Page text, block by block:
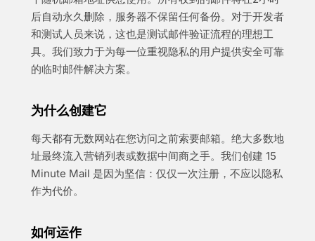
后自动永久删除，服务器不保留任何备份。对于开发者
和测试人员来说，这也是测试邮件验证流程的理想工
具。我们致力于为每一位重视隐私的用户提供安全可靠
的临时邮件解决方案。
为什么创建它
每天都有无数网站在您访问之前索要邮箱。绝大多数地
址最终流入营销列表或数据中间商之手。我们创建 15
Minute Mail 是因为坚信：仅仅一次注册，不应以隐私
作为代价。
如何运作